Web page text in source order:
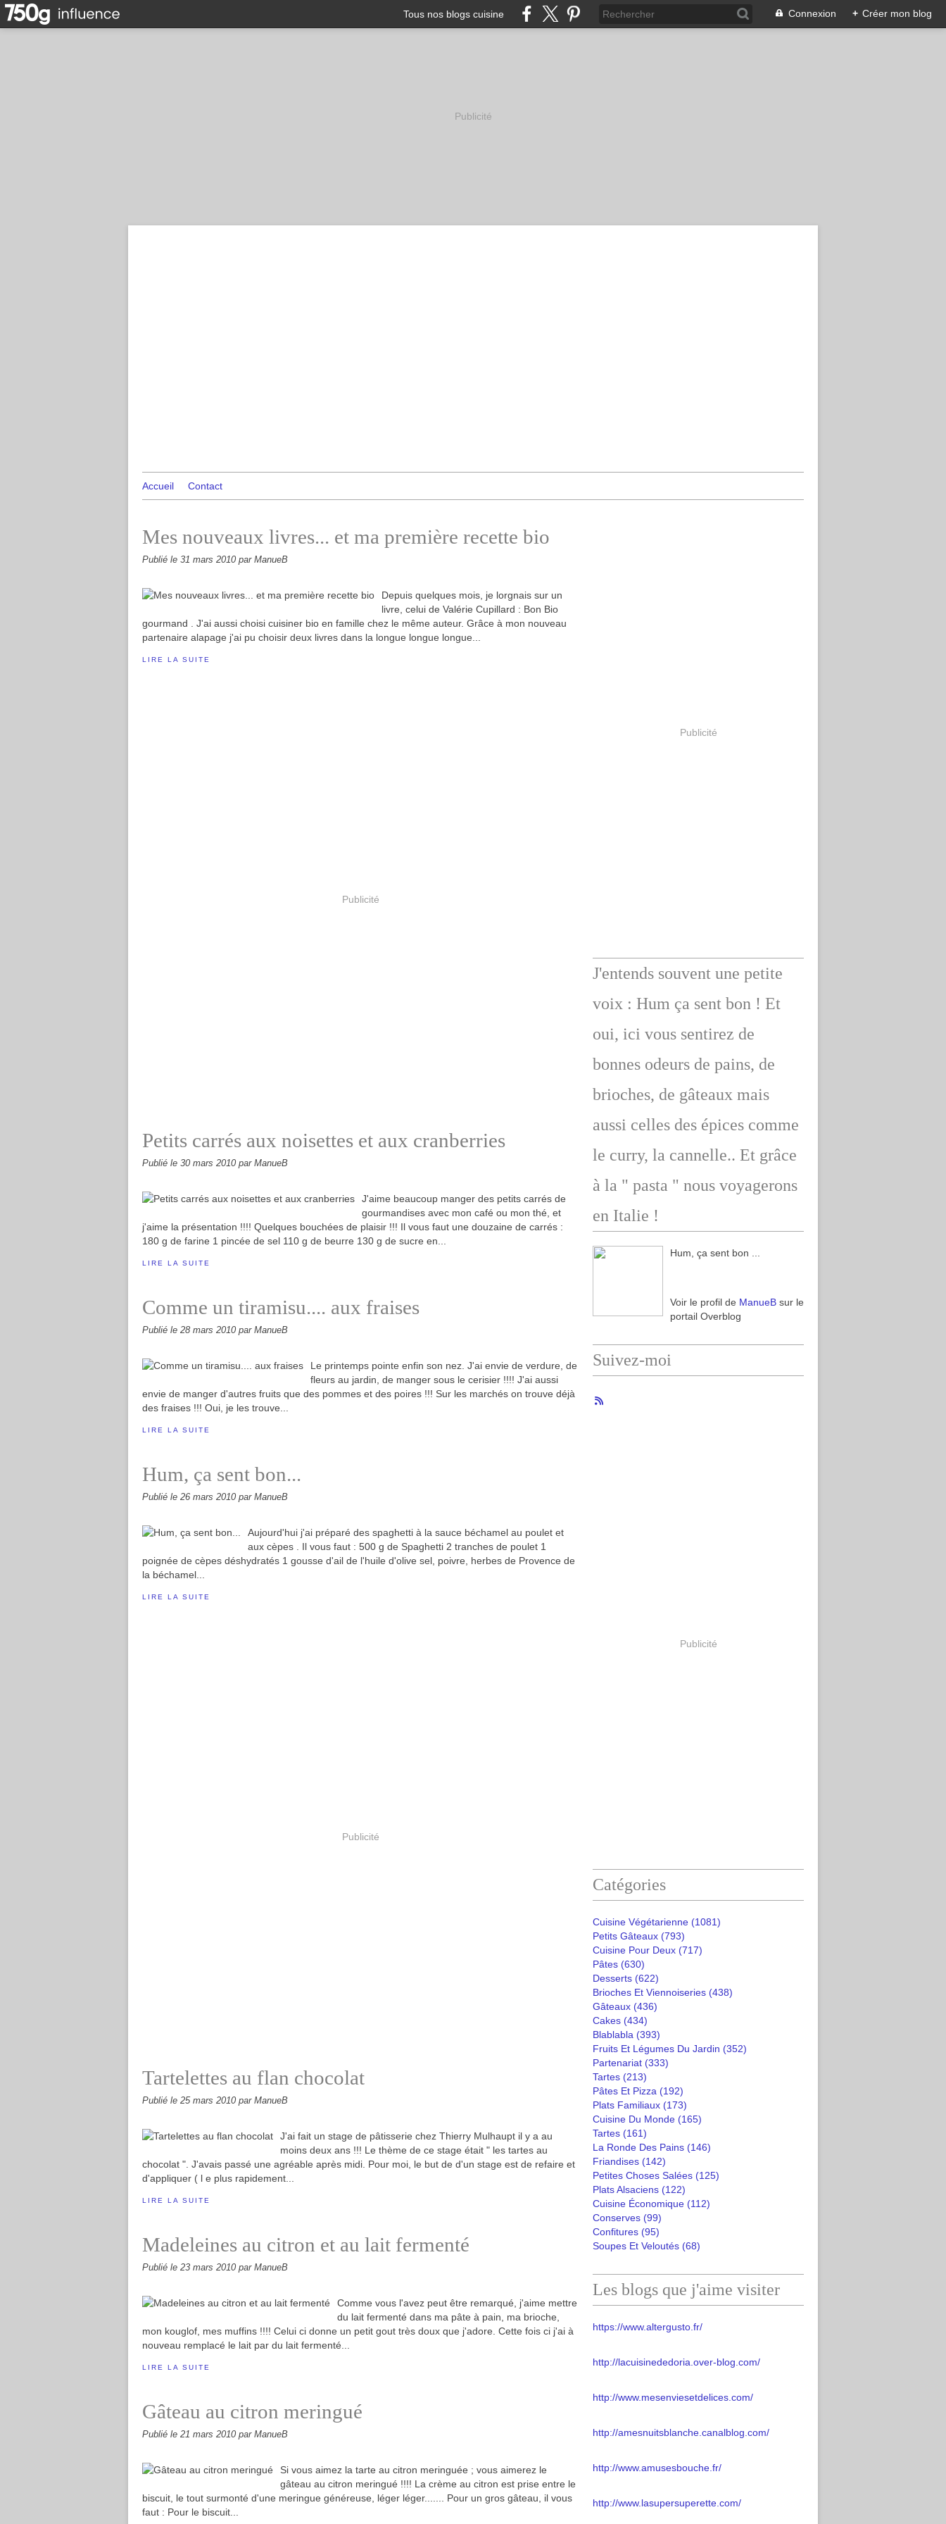
Tous nos blogs cuisine Connexion + Créer mon blog
Publicité
Accueil Contact
Mes nouveaux livres... et ma première recette bio
Publié le 31 mars 2010 par ManueB
Depuis quelques mois, je lorgnais sur un
livre, celui de Valérie Cupillard : Bon Bio
gourmand . J'ai aussi choisi cuisiner bio en famille chez le même auteur. Grâce à mon nouveau
partenaire alapage j'ai pu choisir deux livres dans la longue longue longue...
LIRE LA SUITE
Publicité
Petits carrés aux noisettes et aux cranberries
Publié le 30 mars 2010 par ManueB
J'aime beaucoup manger des petits carrés de
gourmandises avec mon café ou mon thé, et
j'aime la présentation !!!! Quelques bouchées de plaisir !!! Il vous faut une douzaine de carrés :
180 g de farine 1 pincée de sel 110 g de beurre 130 g de sucre en...
LIRE LA SUITE
Comme un tiramisu.... aux fraises
Publié le 28 mars 2010 par ManueB
Le printemps pointe enfin son nez. J'ai envie de verdure, de
fleurs au jardin, de manger sous le cerisier !!!! J'ai aussi
envie de manger d'autres fruits que des pommes et des poires !!! Sur les marchés on trouve déjà
des fraises !!! Oui, je les trouve...
LIRE LA SUITE
Hum, ça sent bon...
Publié le 26 mars 2010 par ManueB
Aujourd'hui j'ai préparé des spaghetti à la sauce béchamel au poulet et
aux cèpes . Il vous faut : 500 g de Spaghetti 2 tranches de poulet 1
poignée de cèpes déshydratés 1 gousse d'ail de l'huile d'olive sel, poivre, herbes de Provence de
la béchamel...
LIRE LA SUITE
Publicité
Tartelettes au flan chocolat
Publié le 25 mars 2010 par ManueB
J'ai fait un stage de pâtisserie chez Thierry Mulhaupt il y a au
moins deux ans !!! Le thème de ce stage était " les tartes au
chocolat ". J'avais passé une agréable après midi. Pour moi, le but de d'un stage est de refaire et
d'appliquer ( l e plus rapidement...
LIRE LA SUITE
Madeleines au citron et au lait fermenté
Publié le 23 mars 2010 par ManueB
Comme vous l'avez peut être remarqué, j'aime mettre
du lait fermenté dans ma pâte à pain, ma brioche,
mon kouglof, mes muffins !!!! Celui ci donne un petit gout très doux que j'adore. Cette fois ci j'ai à
nouveau remplacé le lait par du lait fermenté...
LIRE LA SUITE
Gâteau au citron meringué
Publié le 21 mars 2010 par ManueB
Si vous aimez la tarte au citron meringuée ; vous aimerez le
gâteau au citron meringué !!!! La crème au citron est prise entre le
biscuit, le tout surmonté d'une meringue généreuse, léger léger....... Pour un gros gâteau, il vous
faut : Pour le biscuit...
Publicité
J'entends souvent une petite
voix : Hum ça sent bon ! Et
oui, ici vous sentirez de
bonnes odeurs de pains, de
brioches, de gâteaux mais
aussi celles des épices comme
le curry, la cannelle.. Et grâce
à la " pasta " nous voyagerons
en Italie !
Hum, ça sent bon ...
Voir le profil de ManueB sur le
portail Overblog
Suivez-moi
Publicité
Catégories
Cuisine Végétarienne (1081)
Petits Gâteaux (793)
Cuisine Pour Deux (717)
Pâtes (630)
Desserts (622)
Brioches Et Viennoiseries (438)
Gâteaux (436)
Cakes (434)
Blablabla (393)
Fruits Et Légumes Du Jardin (352)
Partenariat (333)
Tartes (213)
Pâtes Et Pizza (192)
Plats Familiaux (173)
Cuisine Du Monde (165)
Tartes (161)
La Ronde Des Pains (146)
Friandises (142)
Petites Choses Salées (125)
Plats Alsaciens (122)
Cuisine Économique (112)
Conserves (99)
Confitures (95)
Soupes Et Veloutés (68)
Les blogs que j'aime visiter
https://www.altergusto.fr/
http://lacuisinededoria.over-blog.com/
http://www.mesenviesetdelices.com/
http://amesnuitsblanche.canalblog.com/
http://www.amusesbouche.fr/
http://www.lasupersuperette.com/